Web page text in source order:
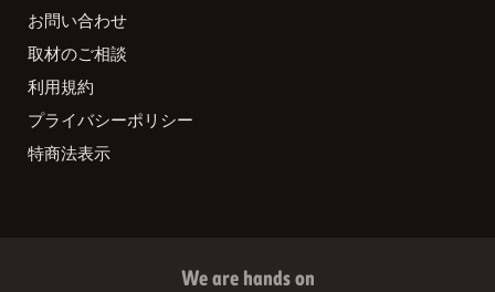
お問い合わせ
取材のご相談
利用規約
プライバシーポリシー
特商法表示
We are hands on